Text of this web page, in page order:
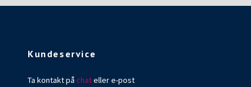
Kundeservice
Ta kontakt på chateller e-post